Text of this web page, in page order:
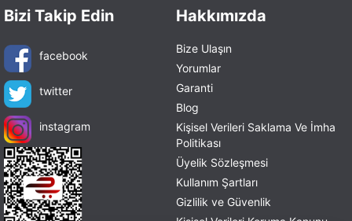
Bizi Takip Edin
facebook
twitter
instagram
Hakkımızda
Bize Ulaşın
Yorumlar
Garanti
Blog
Kişisel Verileri Saklama Ve İmha
Politikası
Üyelik Sözleşmesi
Kullanım Şartları
Gizlilik ve Güvenlik